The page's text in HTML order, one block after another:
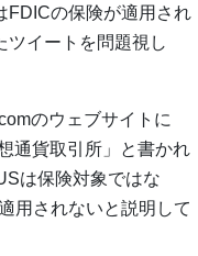
FDICの保険が適用され
ツイートを問題視し
のウェブサイトに
通貨取引所」と書かれ
は保険対象ではな
用されないと説明して